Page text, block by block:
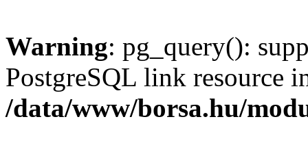
Warning: pg_query():
PostgreSQL link resource
/data/www/borsa.hu/